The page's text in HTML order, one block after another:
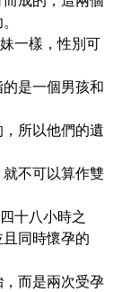
一樣，性別可
是一個男孩和
所以他們的遺
不可以算作雙
十八小時之
同時懷孕的
而是兩次受孕